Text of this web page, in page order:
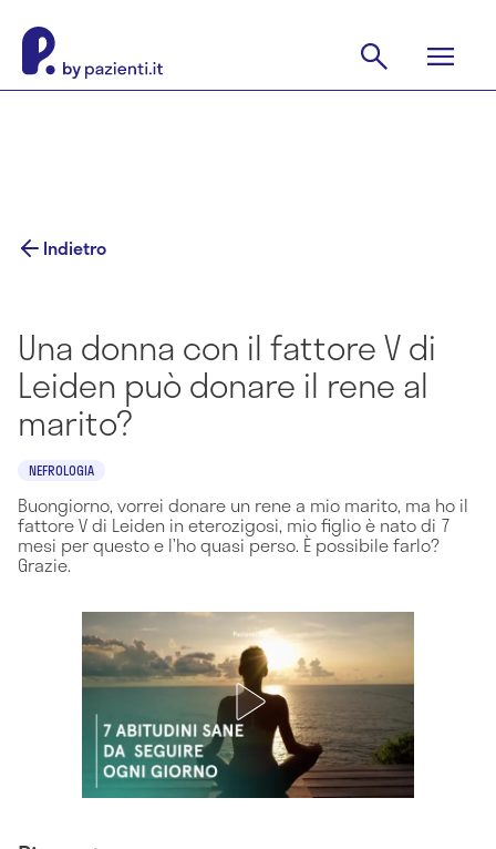
Indietro
Una donna con il fattore V di
Leiden può donare il rene al
marito?
NEFROLOGIA
Buongiorno, vorrei donare un rene a mio marito, ma ho il
fattore V di Leiden in eterozigosi, mio figlio è nato di 7
mesi per questo e l’ho quasi perso. È possibile farlo?
Grazie.